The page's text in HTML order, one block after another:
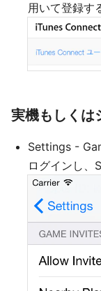
用いて登録す
実機もしくは
Settings -
ログインし、